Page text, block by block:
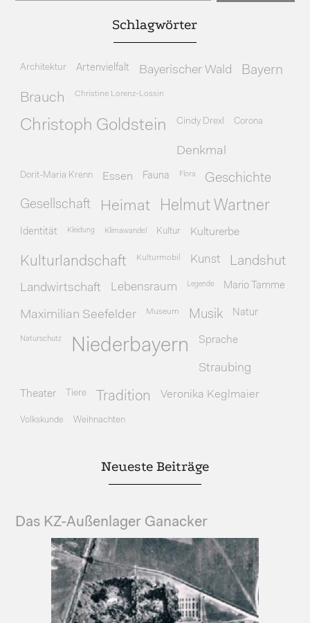
Schlagwörter
Architektur Artenvielfalt Bayerischer Wald Bayern
Brauch Christine Lorenz-Lossin
Christoph Goldstein Cindy Drexl Corona
Denkmal
Dorit-Maria Krenn Essen Fauna Flora Geschichte
Gesellschaft Heimat Helmut Wartner
Identität Kleidung Klimawandel Kultur Kulturerbe
Kulturlandschaft Kulturmobil Kunst Landshut
Landwirtschaft Lebensraum Legende Mario Tamme
Maximilian Seefelder Museum Musik Natur
Naturschutz Niederbayern Sprache
Straubing
Theater Tiere Tradition Veronika Keglmaier
Volkskunde Weihnachten
Neueste Beiträge
Das KZ-Außenlager Ganacker